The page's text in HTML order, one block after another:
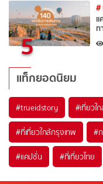
5
#
แ
ท
แท็กยอดนิยม
#trueidstory #เที่ยวใ
#ที่เที่ยวใกล้กรุงเทพ #
#แคปชั่น #ที่เที่ยวไทย